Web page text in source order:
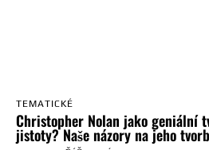
TEMATICKÉ
Christopher Nolan jako geniální
jistoty? Naše názory na jeho